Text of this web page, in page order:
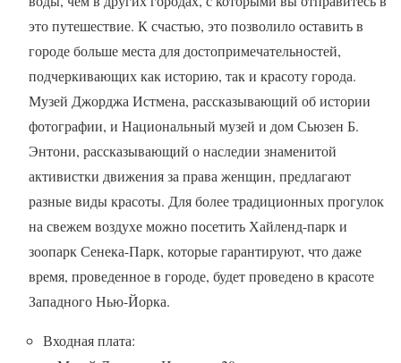
это путешествие. К счастью, это позволило оставить в
городе больше места для достопримечательностей,
подчеркивающих как историю, так и красоту города.
Музей Джорджа Истмена, рассказывающий об истории
фотографии, и Национальный музей и дом Сьюзен Б.
Энтони, рассказывающий о наследии знаменитой
активистки движения за права женщин, предлагают
разные виды красоты. Для более традиционных прогулок
на свежем воздухе можно посетить Хайленд-парк и
зоопарк Сенека-Парк, которые гарантируют, что даже
время, проведенное в городе, будет проведено в красоте
Западного Нью-Йорка.
Входная плата: